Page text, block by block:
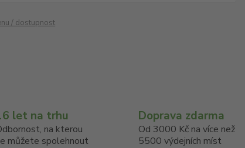
/ dostupnost
let na trhu
na kterou
můžete spolehnout
Doprava zdarma
Od 3000 Kč na více než
5500 výdejních míst